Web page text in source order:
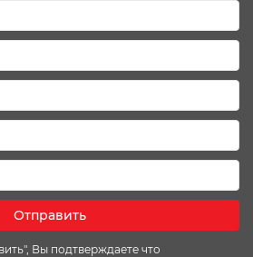
Отправить
Вы подтверждаете что